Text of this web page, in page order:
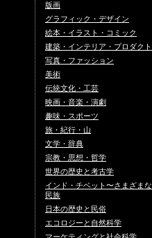
版画
グラフィック・デザイン
絵本・イラスト・コミック
建築・インテリア・プロダクト
写真・ファッション
美術
伝統文化・工芸
映画・音楽・演劇
趣味・スポーツ
旅・紀行・山
文学・辞典
宗教・思想・哲学
世界の歴史と考古学
インド・チベット〜さまざまな
民族
日本の歴史と民俗
エコロジーと自然科学